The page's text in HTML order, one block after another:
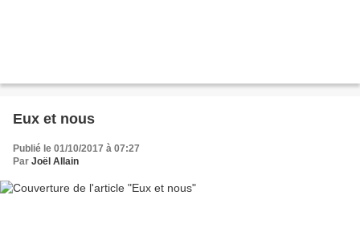
Eux et nous
Publié le 01/10/2017 à 07:27
Par Joël Allain